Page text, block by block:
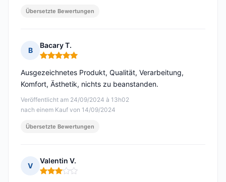
Übersetzte Bewertungen
B
Bacary T.
Hinweis: 5 von 5
Veröffentlicht am 24/09/2024 à 13h02
nach einem Kauf von 14/09/2024
Ausgezeichnetes Produkt, Qualität, Verarbeitung,
Komfort, Ästhetik, nichts zu beanstanden.
Übersetzte Bewertungen
V
Valentin V.
Hinweis: 3 von 5